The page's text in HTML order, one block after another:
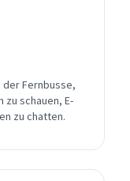
der Fernbusse,
zu schauen, E-
zu chatten.